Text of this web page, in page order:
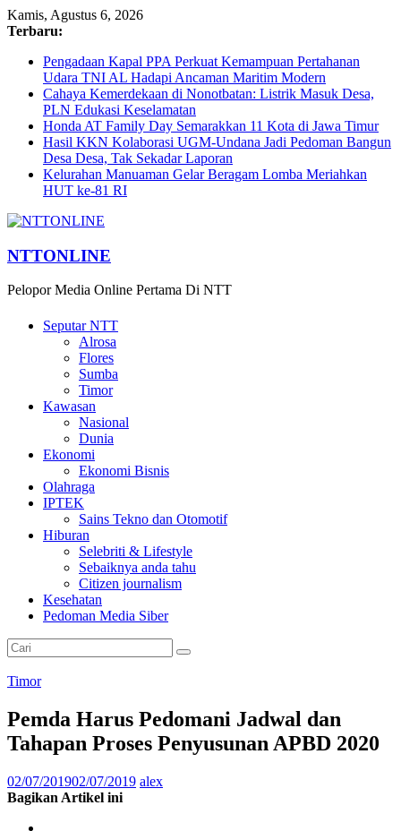
Kamis, Agustus 6, 2026
Terbaru:
Pengadaan Kapal PPA Perkuat Kemampuan Pertahanan
Udara TNI AL Hadapi Ancaman Maritim Modern
Cahaya Kemerdekaan di Nonotbatan: Listrik Masuk Desa,
PLN Edukasi Keselamatan
Honda AT Family Day Semarakkan 11 Kota di Jawa Timur
Hasil KKN Kolaborasi UGM-Undana Jadi Pedoman Bangun
Desa Desa, Tak Sekadar Laporan
Kelurahan Manuaman Gelar Beragam Lomba Meriahkan
HUT ke-81 RI
NTTONLINE
Pelopor Media Online Pertama Di NTT
Seputar NTT
Alrosa
Flores
Sumba
Timor
Kawasan
Nasional
Dunia
Ekonomi
Ekonomi Bisnis
Olahraga
IPTEK
Sains Tekno dan Otomotif
Hiburan
Selebriti & Lifestyle
Sebaiknya anda tahu
Citizen journalism
Kesehatan
Pedoman Media Siber
Timor
Pemda Harus Pedomani Jadwal dan
Tahapan Proses Penyusunan APBD 2020
02/07/201902/07/2019 alex
Bagikan Artikel ini